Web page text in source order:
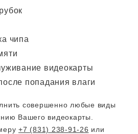
чипа
видеокарты
попадания влаги
совершенно любые виды
Вашего видеокарты.
+7 (831) 238-91-26 или